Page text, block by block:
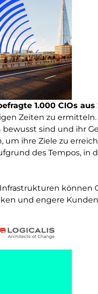
1.000 CIOs
Zeiten zu ermitteln.
sind und ihr
ihre Ziele zu
des Tempos, in
können
und engere